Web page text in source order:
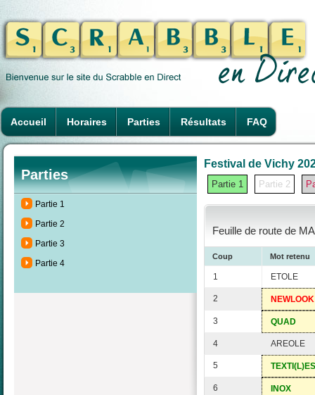
Accueil Horaires Parties Résultats FAQ
Parties
Partie 1
Partie 2
Partie 3
Partie 4
Festival de Vichy
Partie 1 Partie 2
Feuille de route de
Coup Mot retenu
1 ETOLE
2 NEWLOOK
3 QUAD
4 AREOLE
5 TEXTI(L)ES
6 INOX